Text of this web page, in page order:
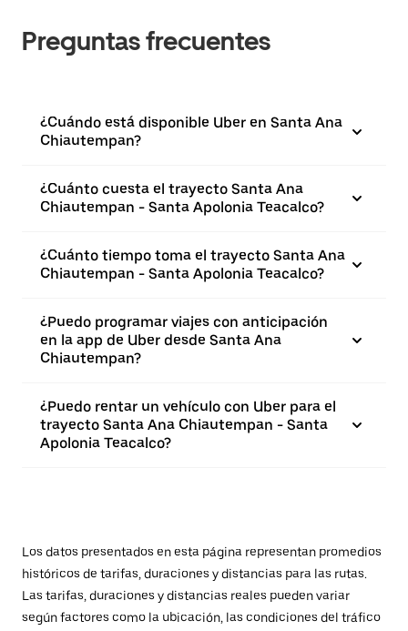
Preguntas frecuentes
¿Cuándo está disponible Uber en Santa Ana
Chiautempan?
¿Cuánto cuesta el trayecto Santa Ana
Chiautempan - Santa Apolonia Teacalco?
¿Cuánto tiempo toma el trayecto Santa Ana
Chiautempan - Santa Apolonia Teacalco?
¿Puedo programar viajes con anticipación
en la app de Uber desde Santa Ana
Chiautempan?
¿Puedo rentar un vehículo con Uber para el
trayecto Santa Ana Chiautempan - Santa
Apolonia Teacalco?
Los datos presentados en esta página representan promedios
históricos de tarifas, duraciones y distancias para las rutas.
Las tarifas, duraciones y distancias reales pueden variar
según factores como la ubicación, las condiciones del tráfico